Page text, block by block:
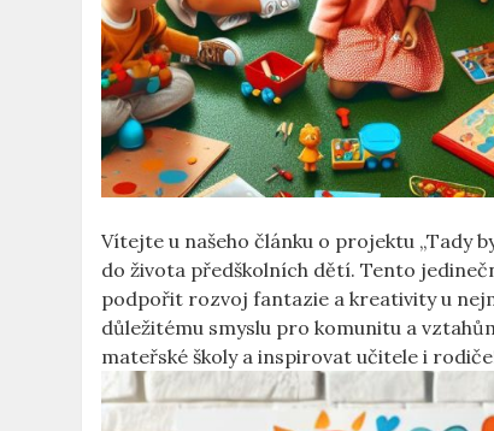
Vítejte u našeho článku o projektu „Tady
do života předškolních dětí. Tento
podpořit⁤ rozvoj⁣ fantazie a ⁢kreativity ⁢u
důležitému⁣ smyslu pro komunitu ​a
mateřské⁣ školy a⁤ inspirovat ⁤učitele ⁤i